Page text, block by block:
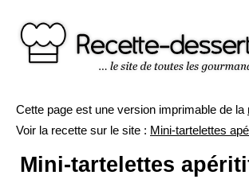
Cette page est une version imprimable de la
Voir la recette sur le site : Mini-tartelettes
Mini-tartelettes